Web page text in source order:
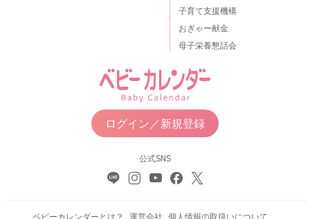
子育て支援機構
おぎゃー献金
母子栄養懇話会
ログイン／新規登録
公式SNS
ベビーカレンダーとは？ 運営会社 個人情報の取扱いについて